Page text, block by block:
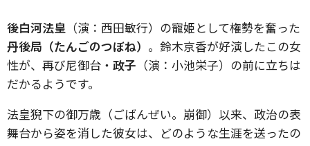
後白河法皇 （演：西田敏行）の寵姫として権勢を奮った
丹後局（たんごのつぼね） 。鈴木京香が好演したこの女
性が、再び尼御台・ 政子 （演：小池栄子）の前に立ちは
だかるようです。
法皇猊下の御万歳（ごばんぜい。崩御）以来、政治の表
舞台から姿を消した彼女は、どのような生涯を送ったの